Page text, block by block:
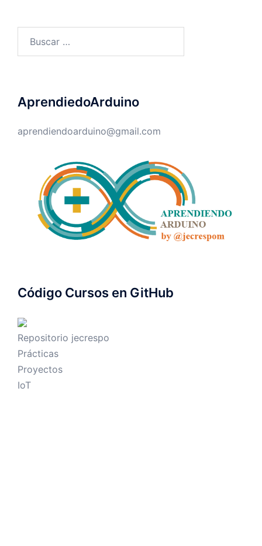
AprendiedoArduino
aprendiendoarduino@gmail.com
Código Cursos en GitHub
Repositorio jecrespo
Prácticas
Proyectos
IoT